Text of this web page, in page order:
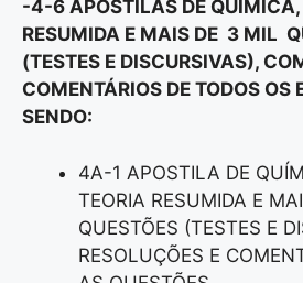
-4-6 APOSTILAS DE QUÍMICA,
RESUMIDA E MAIS DE 3 MIL
(TESTES E DISCURSIVAS),
COMENTÁRIOS DE TODOS OS
SENDO:
4A-1 APOSTILA DE
TEORIA RESUMIDA E
QUESTÕES (TESTES E
RESOLUÇÕES E